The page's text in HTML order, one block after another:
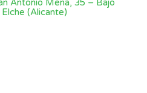
Antonio Mena, 35 – Bajo
(Alicante)